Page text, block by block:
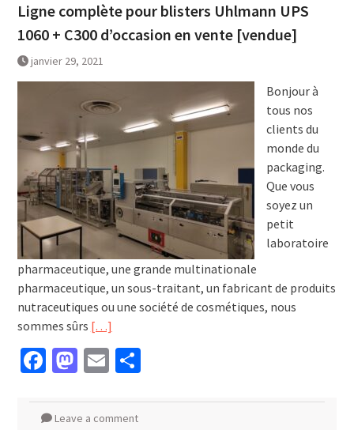
Ligne complète pour blisters Uhlmann UPS
1060 + C300 d’occasion en vente [vendue]
janvier 29, 2021
Bonjour à
tous nos
clients du
monde du
packaging.
Que vous
soyez un
petit
laboratoire
pharmaceutique, une grande multinationale
pharmaceutique, un sous-traitant, un fabricant de produits
nutraceutiques ou une société de cosmétiques, nous
sommes sûrs […]
Facebook
Mastodon
EmailPartager
Leave a comment